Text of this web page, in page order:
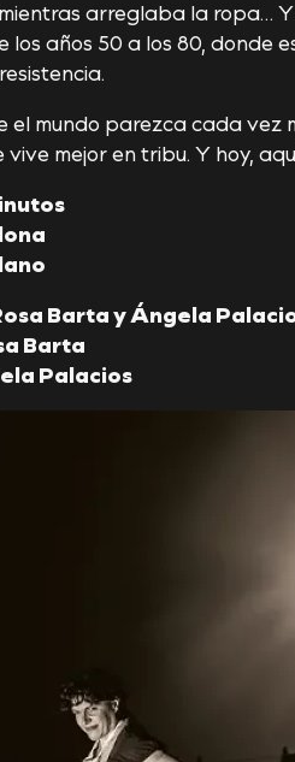
arreglaba la ropa…
los años 50 a los 80, donde
el mundo parezca cada
vive mejor en tribu. Y hoy,
Barta y Ángela
Barta
Palacios